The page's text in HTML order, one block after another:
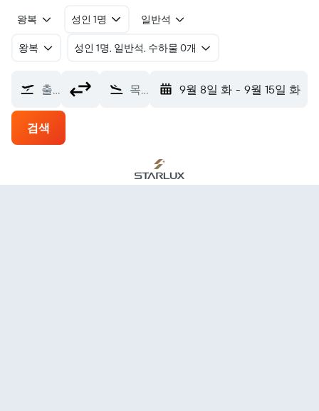
왕복 성인 1명 일반석
왕복 ​성인 1명, 일반석, 수하물 0개
출발지 목적지 9월 8일 화 - 9월 15일 화
검색